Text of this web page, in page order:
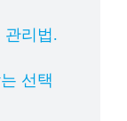
관리법.
선택